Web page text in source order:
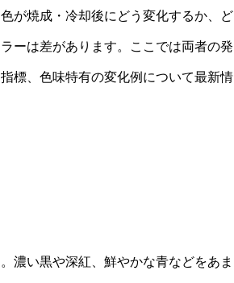
が焼成・冷却後にどう変化するか、ど
ーは差があります。ここでは両者の発
標、色味特有の変化例について最新情
濃い黒や深紅、鮮やかな青などをあま